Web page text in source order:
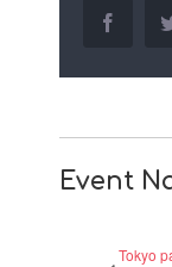
Event
Tokyo